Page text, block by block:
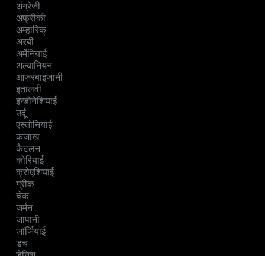
अंग्रेजी
अफ्रीकी
अम्हारिक्
अरबी
अर्मेनियाई
अल्बानियन
आज़रबाइजानी
इतालवी
इन्डोनेशियाई
उर्दू
एस्तोनियाई
कजाख
कैटलन
कोरियाई
क्रोएशियाई
ग्रीक
चेक
जर्मन
जापानी
जॉर्जियाई
डच